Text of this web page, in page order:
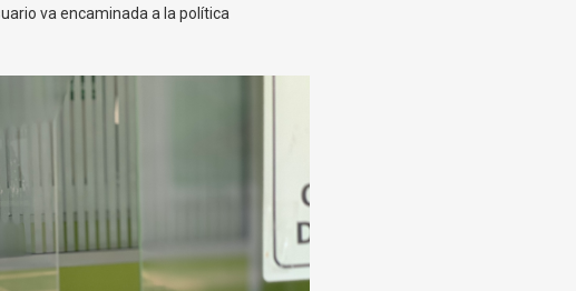
va encaminada a la política